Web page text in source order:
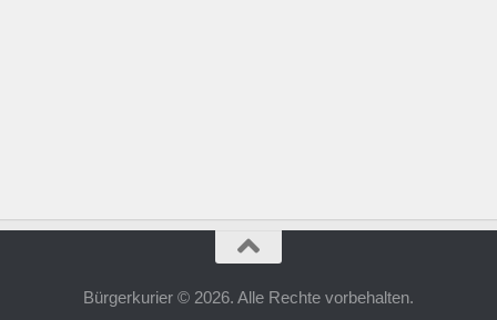
Bürgerkurier © 2026. Alle Rechte vorbehalten.